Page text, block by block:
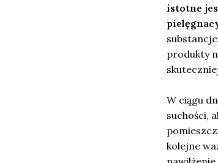
istotne
produkty
W ciągu
suchości,
kolejne